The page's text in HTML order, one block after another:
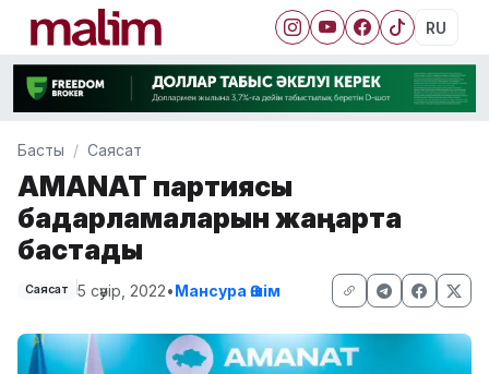
RU
Басты Саясат
AMANAT партиясы
бағдарламаларын жаңарта
бастады
Саясат 5 сәуір, 2022•Мансура Әшім